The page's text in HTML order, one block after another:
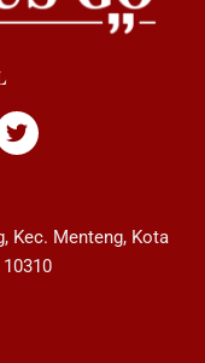
Kec. Menteng, Kota